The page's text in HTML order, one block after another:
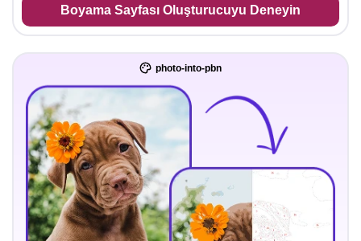
Boyama Sayfası Oluşturucuyu Deneyin
photo-into-pbn